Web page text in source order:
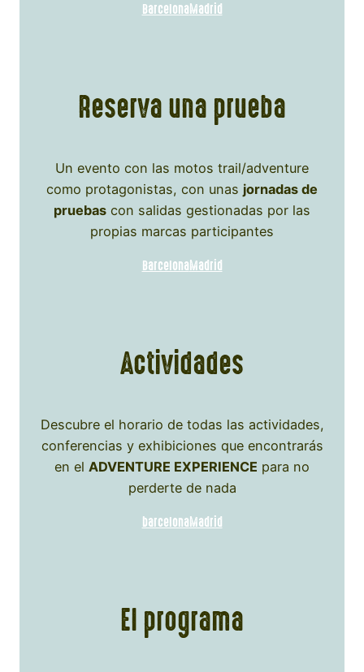
BarcelonaMadrid
Reserva una prueba
Un evento con las motos trail/adventure
como protagonistas, con unas jornadas de
pruebas con salidas gestionadas por las
propias marcas participantes
BarcelonaMadrid
Actividades
Descubre el horario de todas las actividades,
conferencias y exhibiciones que encontrarás
en el ADVENTURE EXPERIENCE para no
perderte de nada
barcelonaMadrid
El programa